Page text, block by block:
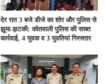
देर रात 3 बजे डीजे का शोर और पुलिस से
झूमा-झटकी: कोतवाली पुलिस की सख्त
कार्रवाई, 4 युवक व 3 युवतियां गिरफ्तार